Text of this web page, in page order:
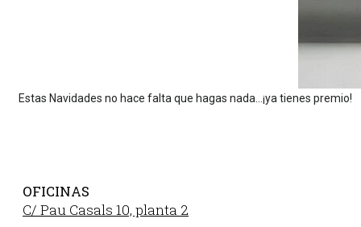
Estas Navidades no hace falta que hagas nada...¡ya tienes premio!
OFICINAS
C/ Pau Casals 10, planta 2